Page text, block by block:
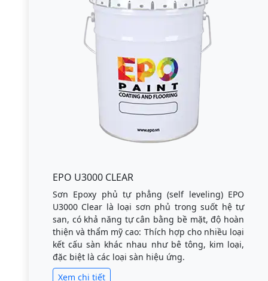
EPO U3000 CLEAR
Sơn Epoxy phủ tự phẳng (self leveling) EPO
U3000 Clear là loại sơn phủ trong suốt hệ tự
san, có khả năng tự cân bằng bề mặt, độ hoàn
thiện và thẩm mỹ cao: Thích hợp cho nhiều loại
kết cấu sàn khác nhau như bê tông, kim loại,
đặc biệt là các loại sàn hiệu ứng.
Xem chi tiết